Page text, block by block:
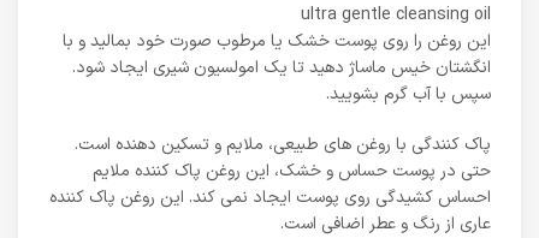
ultra gentle cleansing oil
این روغن را روی پوست خشک یا مرطوب صورت خود بمالید و با
انگشتان خیس ماساژ دهید تا یک امولسیون شیری ایجاد شود.
سپس با آب گرم بشویید.
پاک کنندگی با روغن های طبیعی، ملایم و تسکین دهنده است.
حتی در پوست حساس و خشک، این روغن پاک کننده ملایم
احساس کشیدگی روی پوست ایجاد نمی کند. این روغن پاک کننده
عاری از رنگ و عطر اضافی است.